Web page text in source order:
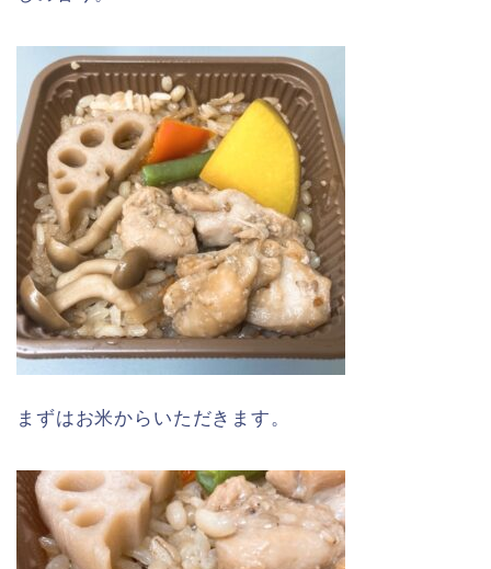
まずはお米からいただきます。